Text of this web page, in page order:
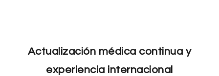
Actualización médica continua y
experiencia internacional